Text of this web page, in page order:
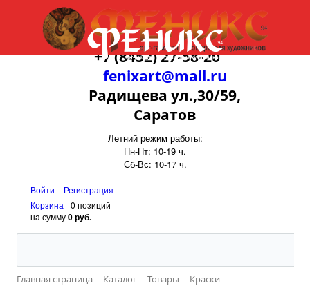
+7 (8452) 27-58-20
fenixart@mail.ru
Радищева ул.,30/59,
Саратов
Летний режим работы:
Пн-Пт: 10-19 ч.
Сб-Вс: 10-17 ч.
Войти
Регистрация
Корзина
0 позиций
на сумму0 руб.
Главная страница Каталог Товары
Краски